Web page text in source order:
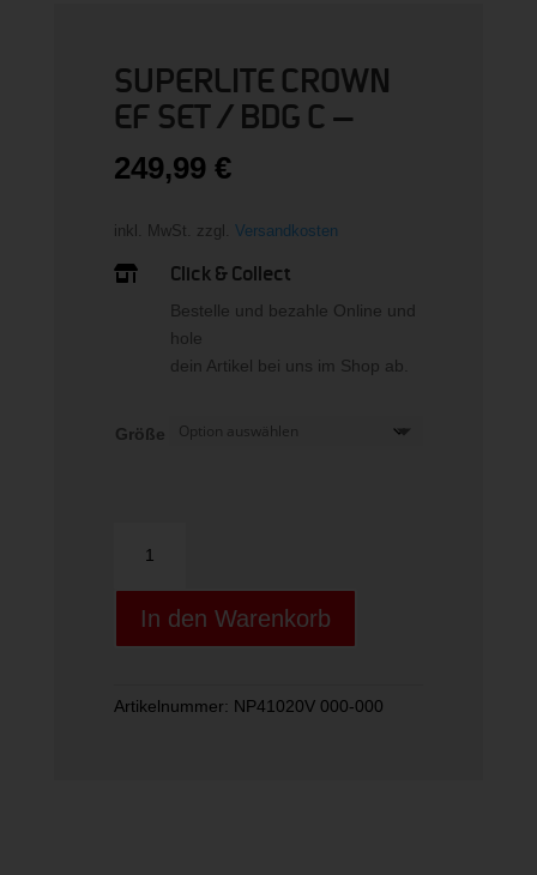
SUPERLITE CROWN
EF SET / BDG C –
249,99 €
inkl. MwSt. zzgl. Versandkosten
 Click & Collect
Bestelle und bezahle Online und
hole
dein Artikel bei uns im Shop ab.
Größe
CROWN
EF
/
C
In den Warenkorb
Artikelnummer: NP41020V 000-000